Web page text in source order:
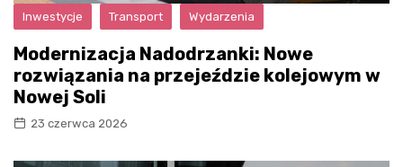
Inwestycje Transport Wydarzenia
Modernizacja Nadodrzanki: Nowe
rozwiązania na przejeździe kolejowym w
Nowej Soli
23 czerwca 2026